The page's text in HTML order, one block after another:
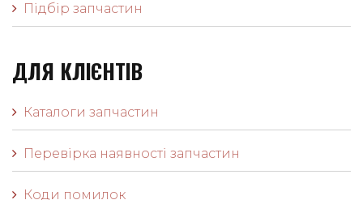
Підбір запчастин
ДЛЯ КЛІЄНТІВ
Каталоги запчастин
Перевірка наявності запчастин
Коди помилок